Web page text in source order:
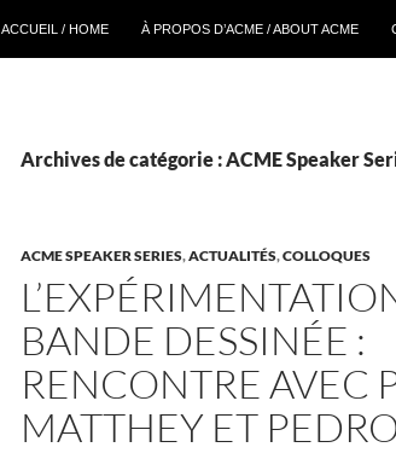
ACCUEIL / HOME À PROPOS D’ACME / ABOUT ACME
Archives de catégorie : ACME Speaker
ACME SPEAKER SERIES,ACTUALITÉS,COLLOQUES
BANDE DESSINÉE :
RENCONTRE AVEC
MATTHEY ET